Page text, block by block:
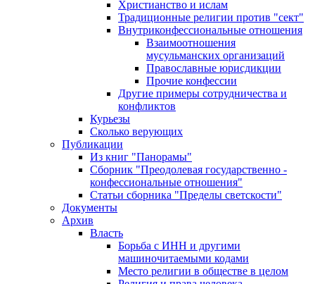
Христианство и ислам
Традиционные религии против "сект"
Внутриконфессиональные отношения
Взаимоотношения
мусульманских организаций
Православные юрисдикции
Прочие конфессии
Другие примеры сотрудничества и
конфликтов
Курьезы
Сколько верующих
Публикации
Из книг "Панорамы"
Сборник "Преодолевая государственно -
конфессиональные отношения"
Статьи сборника "Пределы светскости"
Документы
Архив
Власть
Борьба с ИНН и другими
машиночитаемыми кодами
Место религии в обществе в целом